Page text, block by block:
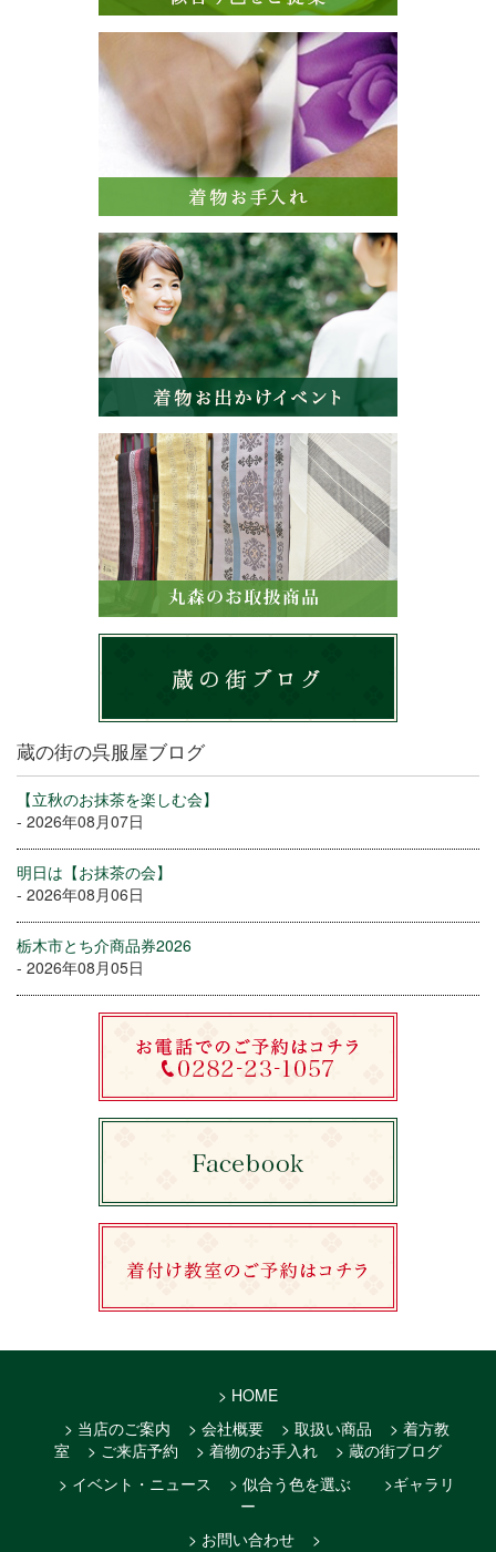
蔵の街の呉服屋ブログ
【立秋のお抹茶を楽しむ会】
- 2026年08月07日
明日は【お抹茶の会】
- 2026年08月06日
栃木市とち介商品券2026
- 2026年08月05日
> HOME
> 当店のご案内
> 会社概要 > 取扱い商品
> 着方教
室
> ご来店予約 > 着物のお手入れ
> 蔵の街ブログ
> イベント・ニュース
> 似合う色を選ぶ
>ギャラリ
ー
> お問い合わせ
>